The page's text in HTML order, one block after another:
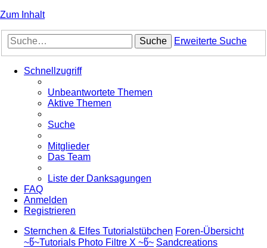
Zum Inhalt
Suche Erweiterte Suche
Schnellzugriff
Unbeantwortete Themen
Aktive Themen
Suche
Mitglieder
Das Team
Liste der Danksagungen
FAQ
Anmelden
Registrieren
Sternchen & Elfes Tutorialstübchen Foren-Übersicht
~წ~Tutorials Photo Filtre X ~წ~ Sandcreations